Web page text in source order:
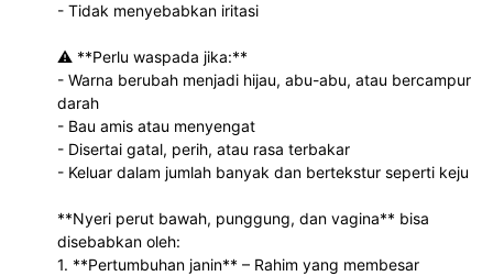
- Tidak menyebabkan iritasi
⚠ **Perlu waspada jika:**
- Warna berubah menjadi hijau, abu-abu, atau bercampur
darah
- Bau amis atau menyengat
- Disertai gatal, perih, atau rasa terbakar
**Nyeri perut bawah, punggung, dan vagina** bisa
disebabkan oleh:
1. **Pertumbuhan janin** – Rahim yang membesar